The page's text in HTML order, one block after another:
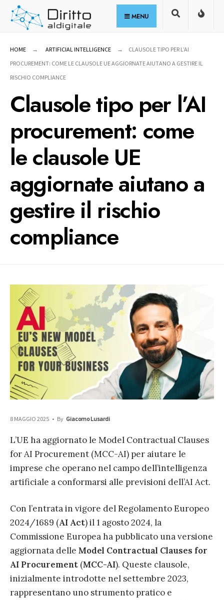
Skip
MENU
HOME ARTIFICIAL INTELLIGENCE
CLAUSOLE TIPO PER L’AI
PROCUREMENT: COME LE CLAUSOLE UE AGGIORNATE AIUTANO A GESTIRE IL
RISCHIO COMPLIANCE
Clausole tipo per l’AI
procurement: come
le clausole UE
aggiornate aiutano a
gestire il rischio
compliance
8 MAGGIO 2025 • By Giacomo Lusardi
L’UE ha aggiornato le Model Contractual Clauses
for AI Procurement (MCC-AI) per aiutare le
imprese che operano nel campo dell’intelligenza
artificiale a conformarsi alle previsioni dell’AI Act.
Con l’entrata in vigore del Regolamento Europeo
2024/1689 (AI Act) il 1 agosto 2024, la
Commissione Europea ha pubblicato una versione
aggiornata delle Model Contractual Clauses for
AI Procurement (MCC-AI). Queste clausole,
inizialmente introdotte nel settembre 2023,
rappresentano uno strumento pratico e